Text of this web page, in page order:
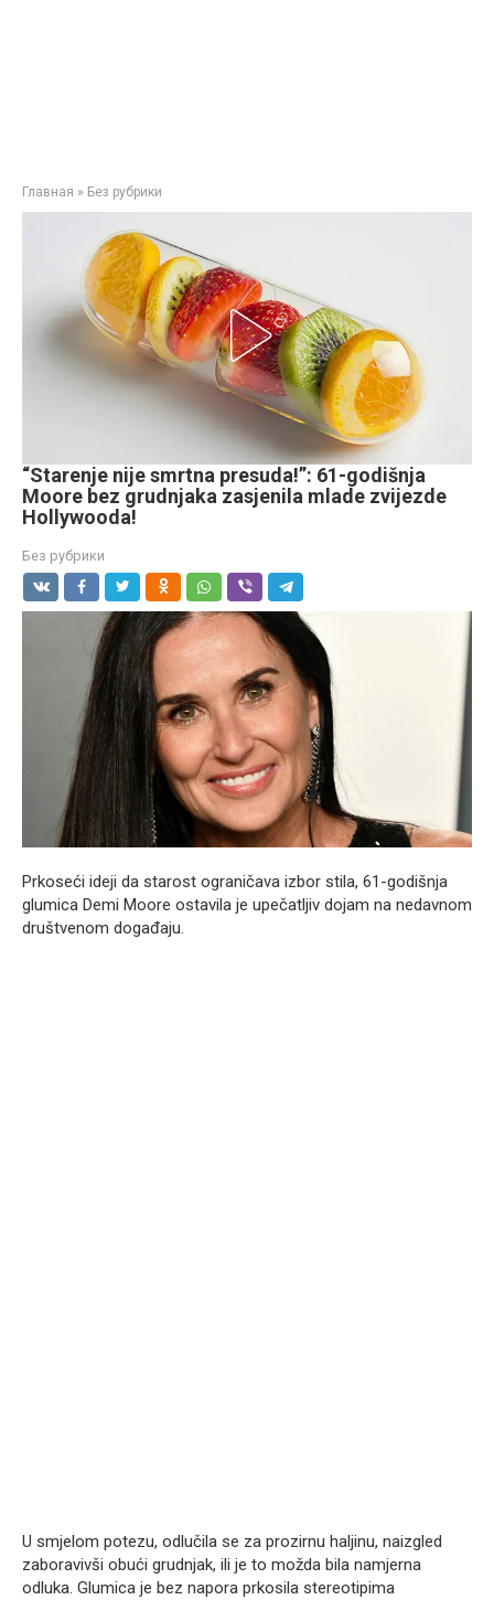
Главная » Без рубрики
“Starenje nije smrtna presuda!”: 61-godišnja
Moore bez grudnjaka zasjenila mlade zvijezde
Hollywooda!
Без рубрики
Prkoseći ideji da starost ograničava izbor stila, 61-godišnja
glumica Demi Moore ostavila je upečatljiv dojam na nedavnom
društvenom događaju.
U smjelom potezu, odlučila se za prozirnu haljinu, naizgled
zaboravivši obući grudnjak, ili je to možda bila namjerna
odluka. Glumica je bez napora prkosila stereotipima